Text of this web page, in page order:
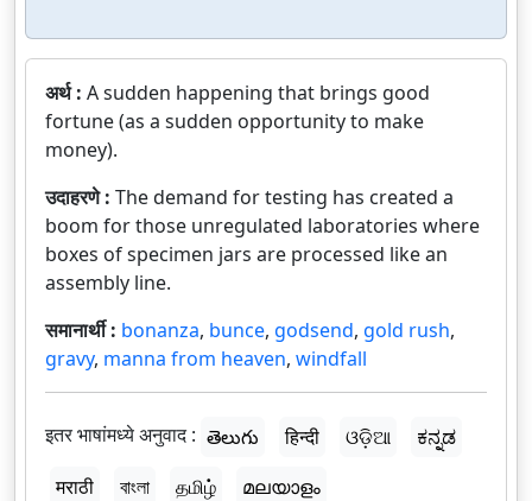
अर्थ : A sudden happening that brings good
fortune (as a sudden opportunity to make
money).
उदाहरणे : The demand for testing has created a
boom for those unregulated laboratories where
boxes of specimen jars are processed like an
assembly line.
समानार्थी : bonanza, bunce, godsend, gold rush,
gravy, manna from heaven, windfall
इतर भाषांमध्ये अनुवाद : తెలుగు हिन्दी ଓଡ଼ିଆ
ಕನ್ನಡ
मराठी
বাংলা தமிழ் മലയാളം